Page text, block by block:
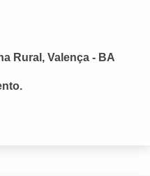
Rural, Valença - BA